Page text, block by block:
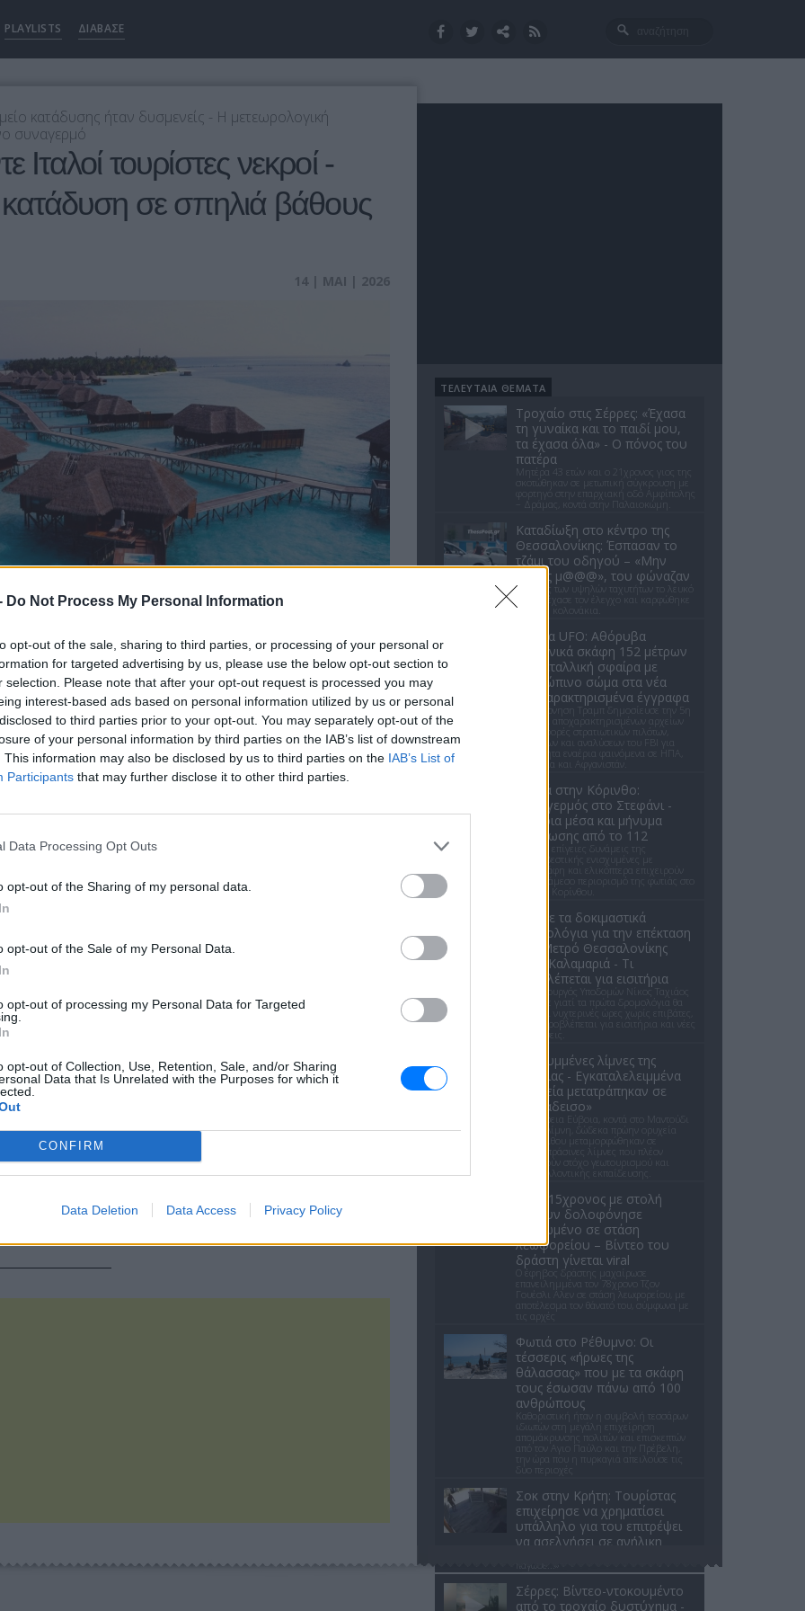
Do Not Process My Personal Information
opt-out of the sale, sharing to third parties, or processing of your personal or
for targeted advertising by us, please use the below opt-out section to
selection. Please note that after your opt-out request is processed you may
interest-based ads based on personal information utilized by us or personal
to third parties prior to your opt-out. You may separately opt-out of the
of your personal information by third parties on the IAB’s list of downstream
This information may also be disclosed by us to third parties on the IAB’s List of
Participants that may further disclose it to other third parties.
Data Processing Opt Outs
opt-out of the Sharing of my personal data.
opt-out of the Sale of my Personal Data.
opt-out of processing my Personal Data for Targeted
opt-out of Collection, Use, Retention, Sale, and/or Sharing
Data that Is Unrelated with the Purposes for which it
CONFIRM
Data Deletion Data Access Privacy Policy
PLAYLISTS ΔΙΑΒΑΣΕ
κατάδυσης ήταν δυσμενείς - Η μετεωρολογική
συναγερμό
Ιταλοί τουρίστες νεκροί -
κατάδυση σε σπηλιά βάθους
14 | ΜΑΙ | 2026
νεκροί, ωστόσο η αστυνομία ανέφερε ότι έχει ξεκινήσει
καιρικές συνθήκες στο σημείο κατάδυσης ήταν δυσμενείς
είχε εκδώσει κίτρινο συναγερμό για την περιοχή.
από το ιταλικό υπουργείο Εξωτερικών. «Μετά από ατύχημα
Ιταλοί έχασαν τη ζωή τους στην ατόλη Βάαβου, στις
Οι πέντε πέθαναν «ενώ προσπαθούσαν να
50 μέτρων».
και η ιταλική πρεσβεία στο Κολόμπο παρακολουθούν
από την αρχική αναφορά, επικοινωνώντας με τις
να παράσχουν οποιαδήποτε απαραίτητη προξενική
durante un’immersione
May 14, 2026
kosmos/story/1735827/maldives-pente-italoi-touristes-nekroi-
eixan-paei-gia-katadysi-se-spilia-vathous-50-metron
[ΠΗΓΗ]
ΤΕΛΕΥΤΑΙΑ ΘΕΜΑΤΑ
Τροχαίο στις Σέρρες: «Έχασα
τη γυναίκα και το παιδί μου,
τα έχασα όλα» - Ο πόνος του
πατέρα
Μητέρα 43 ετών και ο 21χρονος γιος της
σκοτώθηκαν σε μετωπική σύγκρουση με
φορτηγό στην επαρχιακή οδό Αμφίπολης
– Δράμας, κοντά στην Παλαιοκώμη.
Καταδίωξη στο κέντρο της
Θεσσαλονίκης: Έσπασαν το
τζάμι του οδηγού – «Μην
κάνεις μ@@@», του φώναζαν
Εξαιτίας των υψηλών ταχυτήτων το λευκό
όχημα έχασε τον έλεγχο και καρφώθηκε
πάνω σε κολονάκια.
Αρχεία UFO: Αθόρυβα
τριγωνικά σκάφη 152 μέτρων
και μεταλλική σφαίρα με
ανθρώπινο σώμα στα νέα
αποχαρακτηρισμένα έγγραφα
Η κυβέρνηση Τραμπ δημοσίευσε την 5η
παρτίδα αποχαρακτηρισμένων αρχείων
με αναφορές στρατιωτικών πιλότων,
μαρτύρων και αναλύσεων του FBI για
ανεξήγητα εναέρια φαινόμενα σε ΗΠΑ,
Βραζιλία και Αφγανιστάν.
Φωτιά στην Κόρινθο:
Συναγερμός στο Στεφάνι -
Εναέρια μέσα και μήνυμα
εκκένωσης από το 112
Ισχυρές επίγειες δυνάμεις της
Πυροσβεστικής ενισχυμένες με
αεροσκάφη και ελικόπτερα επιχειρούν
για τον άμεσο περιορισμό της φωτιάς στο
Απόψε τα δοκιμαστικά
δρομολόγια για την επέκταση
του Μετρό Θεσσαλονίκης
προς Καλαμαριά - Τι
προβλέπεται για εισιτήρια
Ο υφυπουργός Υποδομών Νίκος Ταχιάος
εξήγησε γιατί τα πρώτα δρομολόγια θα
γίνονται νυχτερινές ώρες χωρίς επιβάτες,
και τι προβλέπεται για εισιτήρια και νέες
επεκτάσεις.
Οι κρυμμένες λίμνες της
Εύβοιας - Εγκαταλελειμμένα
ορυχεία μετατράπηκαν σε
«παράδεισο»
Στη Βόρεια Εύβοια, κοντά στο Μαντούδι
και τη Λίμνη, δώδεκα πρώην ορυχεία
λευκόλιθου μεταμορφώθηκαν σε
γαλαζοπράσινες λίμνες που πλέον
αποτελούν στόχο γεωτουρισμού και
περιβαλλοντικής εκπαίδευσης.
ΗΠΑ: 15χρονος με στολή
κλόουν δολοφόνησε
ηλικιωμένο σε στάση
λεωφορείου – Βίντεο του
δράστη γίνεται viral
Ο έφηβος δράστης μαχαίρωσε
επανειλημμένα τον 78χρονο Τζον
Γουέσλι Αλεν σε στάση λεωφορείου, με
αποτέλεσμα τον θάνατό του, σύμφωνα με
τις αρχές
Φωτιά στο Ρέθυμνο: Οι
τέσσερις «ήρωες της
θάλασσας» που με τα σκάφη
τους έσωσαν πάνω από 100
ανθρώπους
Καθοριστική ήταν η συμβολή τεσσάρων
ιδιωτών στη μεγάλη επιχείρηση
απομάκρυνσης πολιτών και επισκεπτών
από τον Αγιο Παύλο και την Πρέβελη,
την ώρα που η πυρκαγιά απειλούσε τις
δύο περιοχές
Σοκ στην Κρήτη: Τουρίστας
επιχείρησε να χρηματίσει
υπάλληλο για του επιτρέψει
να ασελγήσει σε ανήλικη
Σέρρες: Βίντεο-ντοκουμέντο
από το τροχαίο δυστύχημα -